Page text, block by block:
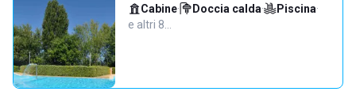
Cabine· Doccia calda· Piscina·
e altri 8…